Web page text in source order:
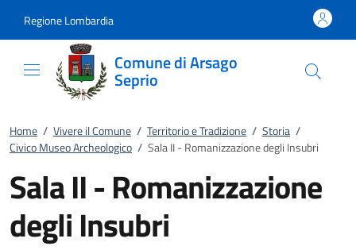
Regione Lombardia
Comune di Arsago
Seprio
Home / Vivere il Comune / Territorio e Tradizione / Storia /
Civico Museo Archeologico / Sala II - Romanizzazione degli Insubri
Sala II - Romanizzazione
degli Insubri